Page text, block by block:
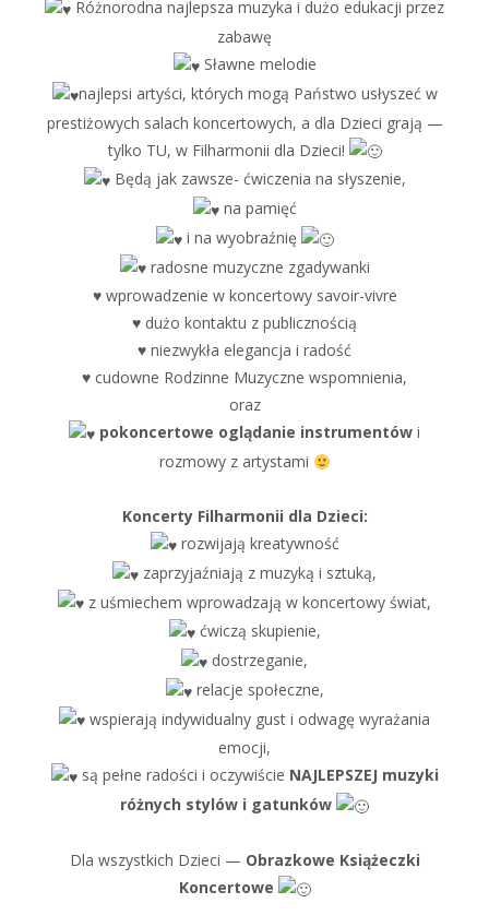
Różnorodna najlepsza muzyka i dużo edukacji przez
zabawę
Sławne melodie
najlepsi artyści, których mogą Państwo usłyszeć w
prestiżowych salach koncertowych, a dla Dzieci grają —
tylko TU, w Filharmonii dla Dzieci!
Będą jak zawsze- ćwiczenia na słyszenie,
na pamięć
i na wyobraźnię
radosne muzyczne zgadywanki
♥ wprowadzenie w koncertowy savoir-vivre
♥ dużo kontaktu z publicznością
♥ niezwykła elegancja i radość
♥ cudowne Rodzinne Muzyczne wspomnienia,
oraz
pokoncertowe oglądanie instrumentów i
rozmowy z artystami
Koncerty Filharmonii dla Dzieci:
rozwijają kreatywność
zaprzyjaźniają z muzyką i sztuką,
z uśmiechem wprowadzają w koncertowy świat,
ćwiczą skupienie,
dostrzeganie,
relacje społeczne,
wspierają indywidualny gust i odwagę wyrażania
emocji,
są pełne radości i oczywiście NAJLEPSZEJ muzyki
różnych stylów i gatunków
Dla wszystkich Dzieci — Obrazkowe Książeczki
Koncertowe